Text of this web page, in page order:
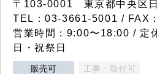
〒103-0001 東京都中央区
TEL：03-3661-5001 / FAX
営業時間：9:00〜18:00 / 定
日・祝祭日
販売可 工事・取付可